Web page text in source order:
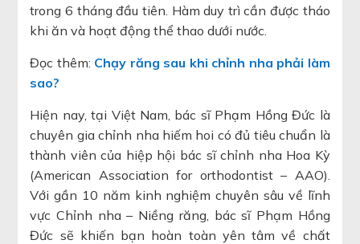
trong 6 tháng đầu tiên. Hàm duy trì cần được tháo
khi ăn và hoạt động thể thao dưới nước.
Đọc thêm: Chạy răng sau khi chỉnh nha phải làm
sao?
Hiện nay, tại Việt Nam, bác sĩ Phạm Hồng Đức là
chuyên gia chỉnh nha hiếm hoi có đủ tiêu chuẩn là
thành viên của hiệp hội bác sĩ chỉnh nha Hoa Kỳ
(American Association for orthodontist – AAO).
Với gần 10 năm kinh nghiệm chuyên sâu về lĩnh
vực Chỉnh nha – Niềng răng, bác sĩ Phạm Hồng
Đức sẽ khiến bạn hoàn toàn yên tâm về chất